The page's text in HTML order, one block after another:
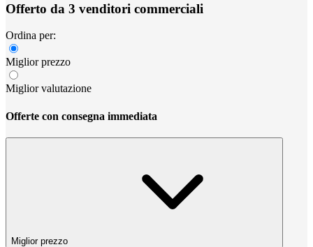
Offerto da 3 venditori commerciali
Ordina per:
Miglior prezzo
Miglior valutazione
Offerte con consegna immediata
Miglior prezzo